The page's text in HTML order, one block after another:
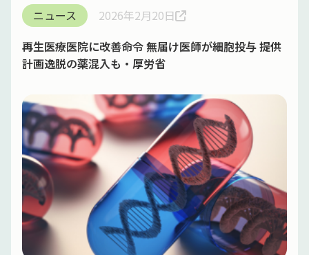
ニュース
2026年2月20日
再生医療医院に改善命令 無届け医師が細胞投与 提供
計画逸脱の薬混入も・厚労省